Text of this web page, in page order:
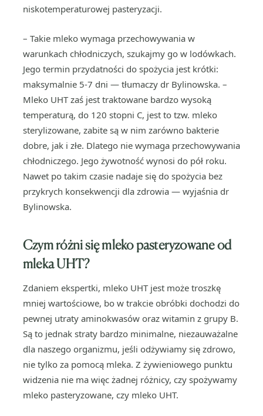
niskotemperaturowej pasteryzacji.
– Takie mleko wymaga przechowywania w
warunkach chłodniczych, szukajmy go w lodówkach.
Jego termin przydatności do spożycia jest krótki:
maksymalnie 5-7 dni — tłumaczy dr Bylinowska. –
Mleko UHT zaś jest traktowane bardzo wysoką
temperaturą, do 120 stopni C, jest to tzw. mleko
sterylizowane, zabite są w nim zarówno bakterie
dobre, jak i złe. Dlatego nie wymaga przechowywania
chłodniczego. Jego żywotność wynosi do pół roku.
Nawet po takim czasie nadaje się do spożycia bez
przykrych konsekwencji dla zdrowia — wyjaśnia dr
Bylinowska.
Czym różni się mleko pasteryzowane od
mleka UHT?
Zdaniem ekspertki, mleko UHT jest może troszkę
mniej wartościowe, bo w trakcie obróbki dochodzi do
pewnej utraty aminokwasów oraz witamin z grupy B.
Są to jednak straty bardzo minimalne, niezauważalne
dla naszego organizmu, jeśli odżywiamy się zdrowo,
nie tylko za pomocą mleka. Z żywieniowego punktu
widzenia nie ma więc żadnej różnicy, czy spożywamy
mleko pasteryzowane, czy mleko UHT.